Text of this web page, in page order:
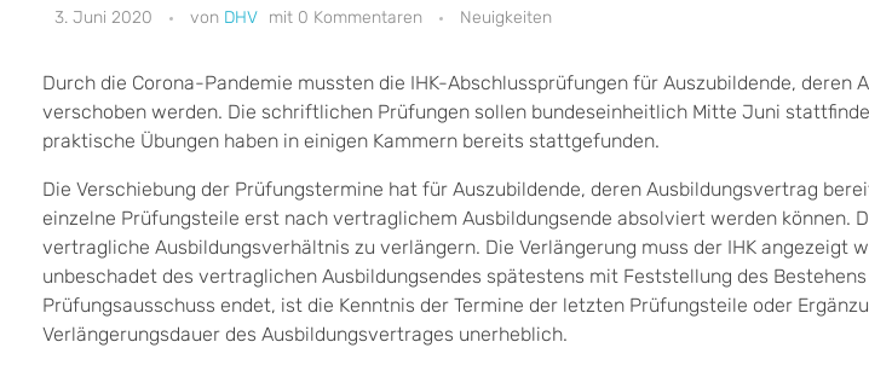
3. Juni 2020 DHV 0 Kommentaren Neuigkeiten
Durch die Corona-Pandemie mussten die IHK-Abschlussprüfungen für Auszubildende, deren
verschoben werden. Die schriftlichen Prüfungen sollen bundeseinheitlich Mitte Juni
praktische Übungen haben in einigen Kammern bereits stattgefunden.
Die Verschiebung der Prüfungstermine hat für Auszubildende, deren Ausbildungsvertrag
einzelne Prüfungsteile erst nach vertraglichem Ausbildungsende absolviert werden können.
vertragliche Ausbildungsverhältnis zu verlängern. Die Verlängerung muss der IHK angezeigt
unbeschadet des vertraglichen Ausbildungsendes spätestens mit Feststellung des
Prüfungsausschuss endet, ist die Kenntnis der Termine der letzten Prüfungsteile oder
Verlängerungsdauer des Ausbildungsvertrages unerheblich.